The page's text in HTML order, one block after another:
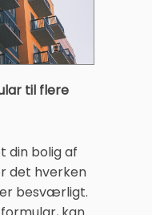
til flere
din bolig af
det hverken
besværligt.